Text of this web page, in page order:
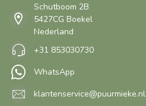
Schutboom 2B
5427CG Boekel
Nederland
+31 853030730
WhatsApp
klantenservice@puurmieke.nl